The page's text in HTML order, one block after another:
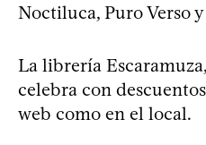
Noctiluca, Puro Verso
La librería
celebra con
web como en el local.